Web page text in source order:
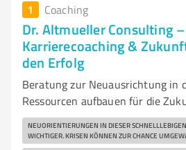
1 Coaching
Dr. Altmueller Consulting –
Karrierecoaching &
den Erfolg
Beratung zur Neuausrichtung in
Ressourcen aufbauen für die
NEUORIENTIERUNGEN IN DIESER
WICHTIGER. KRISEN KÖNNEN ZUR CHANCE